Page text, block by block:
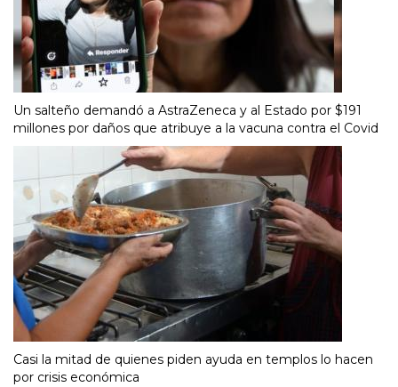
Un salteño demandó a AstraZeneca y al Estado por $191
millones por daños que atribuye a la vacuna contra el Covid
Casi la mitad de quienes piden ayuda en templos lo hacen
por crisis económica